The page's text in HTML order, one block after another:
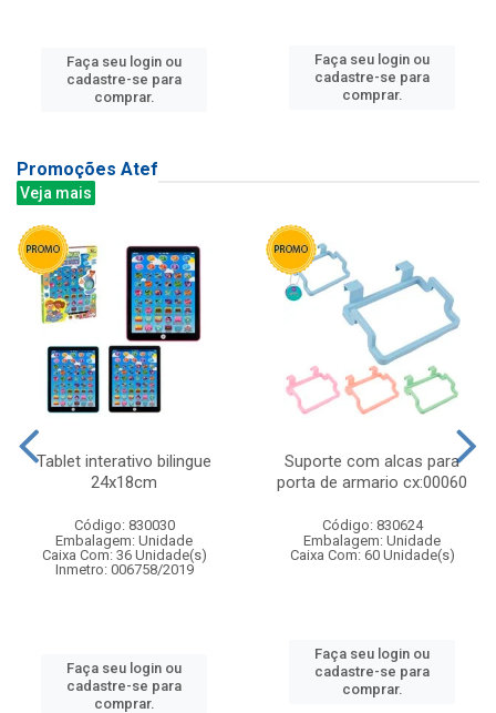
Faça seu login ou
cadastre-se para
comprar.
Faça seu login ou
cadastre-se para
comprar.
Promoções Atef
Veja mais
Tablet interativo bilingue
24x18cm
Código: 830030
Embalagem: Unidade
Caixa Com: 36 Unidade(s)
Inmetro: 006758/2019
Faça seu login ou
cadastre-se para
comprar.
Suporte com alcas para
porta de armario cx:00060
Código: 830624
Embalagem: Unidade
Caixa Com: 60 Unidade(s)
Faça seu login ou
cadastre-se para
comprar.